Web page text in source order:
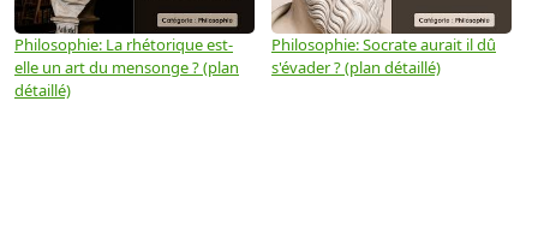
Philosophie: La rhétorique est-
elle un art du mensonge ? (plan
détaillé)
Philosophie: Socrate aurait il dû
s'évader ? (plan détaillé)